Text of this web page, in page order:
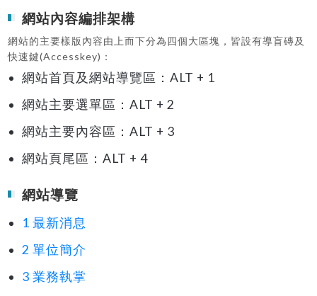
網站內容編排架構
網站的主要樣版內容由上而下分為四個大區塊，皆設有導盲磚及
快速鍵(Accesskey)：
網站首頁及網站導覽區：ALT + 1
網站主要選單區：ALT + 2
網站主要內容區：ALT + 3
網站頁尾區：ALT + 4
網站導覽
1 最新消息
2 單位簡介
3 業務執掌